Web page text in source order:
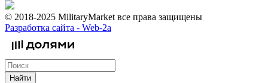
© 2018-2025 MilitaryMarket все права защищены
Разработка сайта - Web-2a
Найти